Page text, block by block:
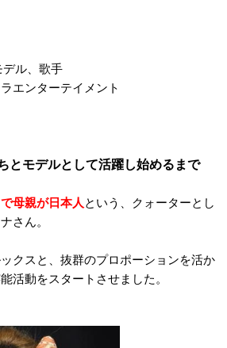
ル、歌手
エンターテイメント
とモデルとして活躍し始めるまで
母親が日本人 という、クォーターとし
さん。
クスと、抜群のプロポーションを活か
活動をスタートさせました。